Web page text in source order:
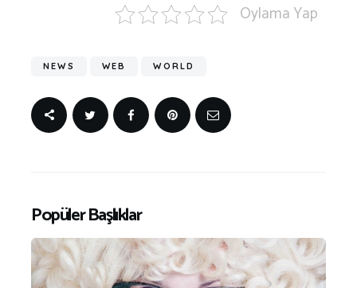
Oylama Yap
NEWS WEB WORLD
Popüler Başlıklar